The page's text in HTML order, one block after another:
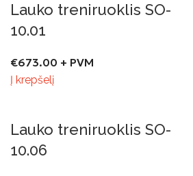
Lauko treniruoklis SO-
10.01
€673.00 + PVM
Į krepšelį
Lauko treniruoklis SO-
10.06